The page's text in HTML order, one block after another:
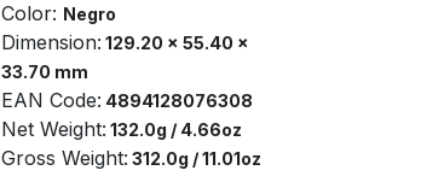
Color: Negro
Dimension: 129.20 x 55.40 x
33.70 mm
EAN Code: 4894128076308
Net Weight: 132.0g / 4.66oz
Gross Weight: 312.0g / 11.01oz